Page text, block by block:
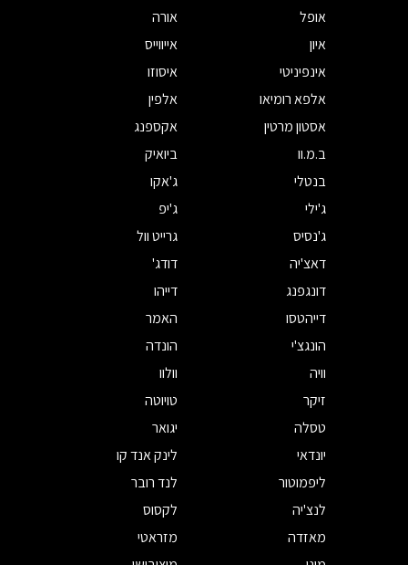
אופל
אורה
איון
אייווייס
אינפיניטי
איסוזו
אלפא רומיאו
אלפין
אסטון מרטין
אקספנג
ב.מ.וו
ביואיק
בנטלי
ג'אקו
ג'ילי
ג'יפ
ג'נסיס
גרייט וול
דאצ'יה
דודג'
דונגפנג
דייהו
דייהטסו
האמר
הונגצ'י
הונדה
וויה
וולוו
זיקר
טויוטה
טסלה
יגואר
יונדאי
לינק אנד קו
ליפמוטור
לנד רובר
לנצ'יה
לקסוס
מאזדה
מזראטי